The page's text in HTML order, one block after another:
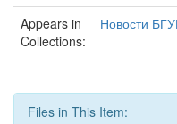
Appears in
Collections:
Новости
Files in This Item: